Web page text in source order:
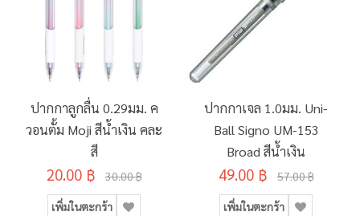
ปากกาลูกลื่น 0.29มม. ค
วอนตั้ม Moji สีน้ำเงิน คละ
สี
20.00 ฿ 30.00 ฿
เพิ่มในตะกร้า
ปากกาเจล 1.0มม. Uni-
Ball Signo UM-153
Broad สีน้ำเงิน
49.00 ฿ 57.00 ฿
เพิ่มในตะกร้า